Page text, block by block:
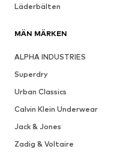
Läderbälten
MÄN MÄRKEN
ALPHA INDUSTRIES
Superdry
Urban Classics
Calvin Klein Underwear
Jack & Jones
Zadig & Voltaire